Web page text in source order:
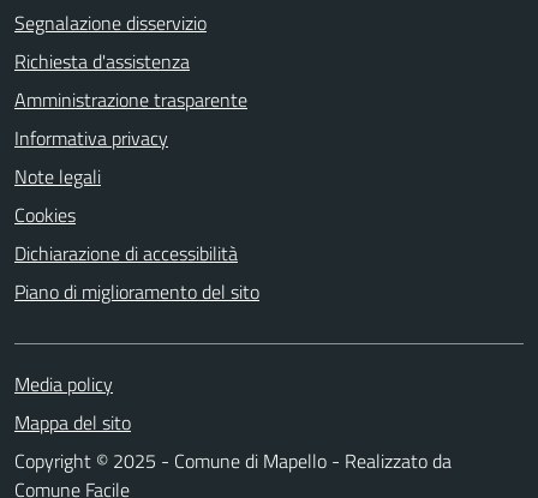
Segnalazione disservizio
Richiesta d'assistenza
Amministrazione trasparente
Informativa privacy
Note legali
Cookies
Dichiarazione di accessibilità
Piano di miglioramento del sito
Media policy
Mappa del sito
Copyright © 2025 - Comune di Mapello - Realizzato da
Comune Facile